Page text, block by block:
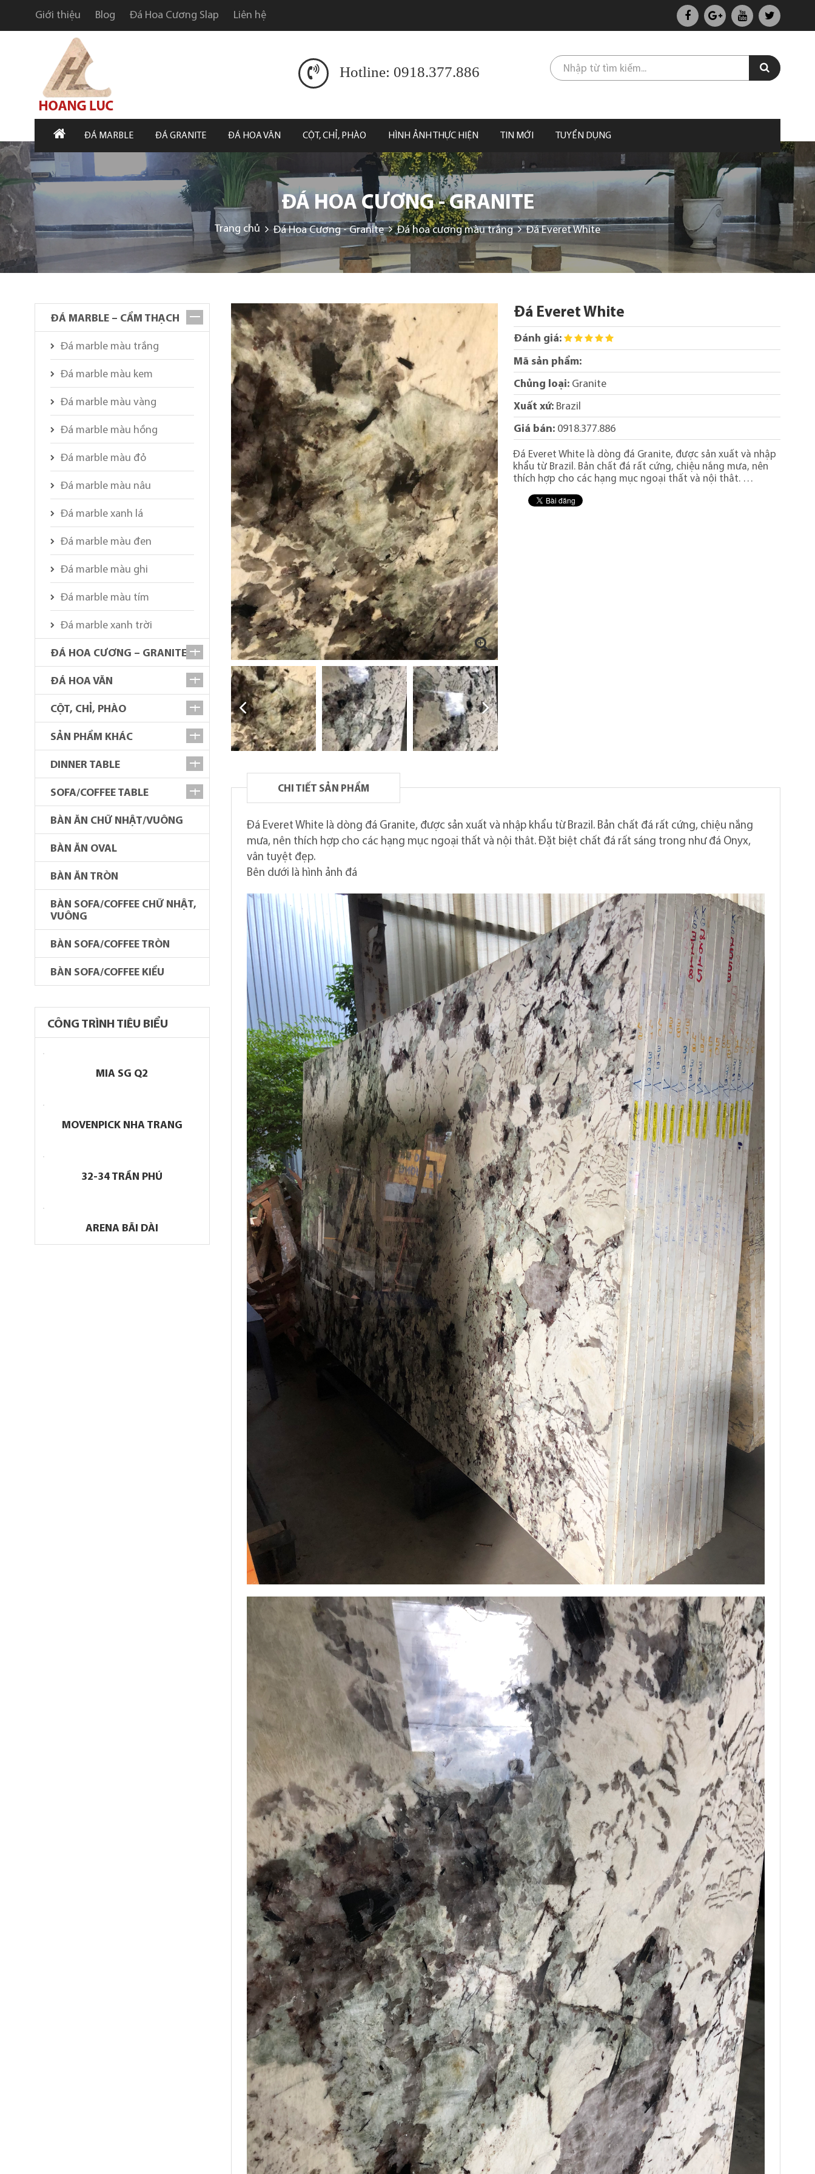
Giới thiệu Blog Đá Hoa Cương Slap Liên hệ
Hotline: 0918.377.886
ĐÁ MARBLE ĐÁ GRANITE ĐÁ HOA VĂN CỘT, CHỈ, PHÀO HÌNH ẢNH THỰC HIỆN TIN MỚI TUYỂN DỤNG
ĐÁ HOA CƯƠNG - GRANITE
Trang chủ Đá Hoa Cương - Granite Đá hoa cương màu trắng Đá Everet White
Đá Everet White
Đánh giá:
Mã sản phẩm:
Chủng loại:Granite
Xuất xứ:Brazil
Giá bán:0918.377.886
Đá Everet White là dòng đá Granite, được sản xuất và nhập
khẩu từ Brazil. Bản chất đá rất cứng, chiệu nắng mưa, nên
thích hợp cho các hạng mục ngoại thất và nội thât. …
CHI TIẾT SẢN PHẨM
Đá Everet White là dòng đá Granite, được sản xuất và nhập khẩu từ Brazil. Bản chất đá rất cứng, chiệu nắng
mưa, nên thích hợp cho các hạng mục ngoại thất và nội thât. Đặt biệt chất đá rất sáng trong như đá Onyx,
vân tuyệt đẹp.
Bên dưới là hình ảnh đá
ĐÁ MARBLE – CẨM THẠCH
Đá marble màu trắng
Đá marble màu kem
Đá marble màu vàng
Đá marble màu hồng
Đá marble màu đỏ
Đá marble màu nâu
Đá marble xanh lá
Đá marble màu đen
Đá marble màu ghi
Đá marble màu tím
Đá marble xanh trời
ĐÁ HOA CƯƠNG – GRANITE
ĐÁ HOA VĂN
CỘT, CHỈ, PHÀO
SẢN PHẨM KHÁC
DINNER TABLE
SOFA/COFFEE TABLE
BÀN ĂN CHỮ NHẬT/VUÔNG
BÀN ĂN OVAL
BÀN ĂN TRÒN
BÀN SOFA/COFFEE CHỮ NHẬT,
VUÔNG
BÀN SOFA/COFFEE TRÒN
BÀN SOFA/COFFEE KIỂU
CÔNG TRÌNH TIÊU BIỂU
MIA SG Q2
MOVENPICK NHA TRANG
32-34 TRẦN PHÚ
ARENA BÃI DÀI